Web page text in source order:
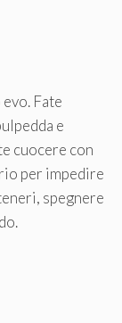
Fate
e
cuocere con
per impedire
spegnere